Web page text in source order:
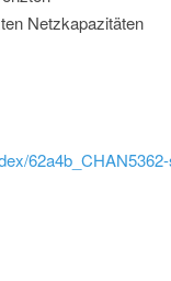
Netzkapazitäten